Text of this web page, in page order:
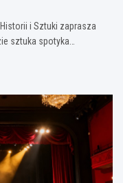
i Sztuki zaprasza
sztuka spotyka…